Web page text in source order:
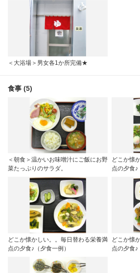
＜大浴場＞男女各1か所完備★
食事 (5)
＜朝食＞温かいお味噌汁にご飯にお野
菜たっぷりのサラダ。
どこか懐
点の夕食♪
どこか懐かしい。。毎日替わる栄養満
点の夕食♪（夕食一例）
どこか懐
点の夕食♪